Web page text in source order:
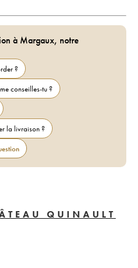
à Margaux, notre
?
conseilles-tu ?
la livraison ?
QUINAULT